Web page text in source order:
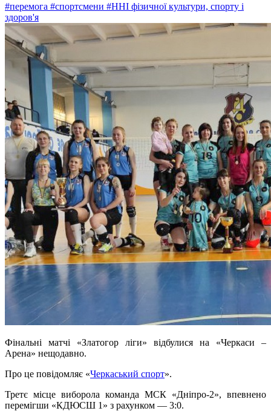
#перемога #спортсмени #ННІ фізичної культури, спорту і
здоров'я
Фінальні матчі «Златогор ліги» відбулися на «Черкаси –
Арена» нещодавно.
Про це повідомляє «Черкаський спорт».
Третє місце виборола команда МСК «Дніпро-2», впевнено
перемігши «КДЮСШ 1» з рахунком — 3:0.